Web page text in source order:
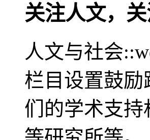
关注人文，
人文与社会
栏目设置鼓
们的学术支